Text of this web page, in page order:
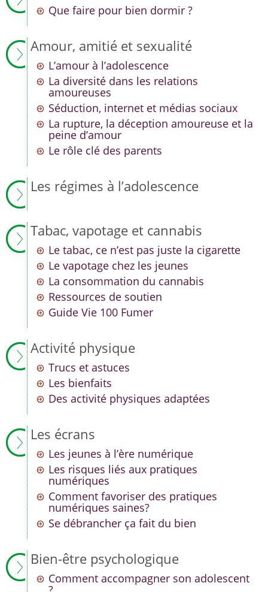
Que faire pour bien dormir ?
Amour, amitié et sexualité
L’amour à l’adolescence
La diversité dans les relations
amoureuses
Séduction, internet et médias sociaux
La rupture, la déception amoureuse et la
peine d’amour
Le rôle clé des parents
Les régimes à l’adolescence
Tabac, vapotage et cannabis
Le tabac, ce n’est pas juste la cigarette
Le vapotage chez les jeunes
La consommation du cannabis
Ressources de soutien
Guide Vie 100 Fumer
Activité physique
Trucs et astuces
Les bienfaits
Des activité physiques adaptées
Les écrans
Les jeunes à l’ère numérique
Les risques liés aux pratiques
numériques
Comment favoriser des pratiques
numériques saines?
Se débrancher ça fait du bien
Bien-être psychologique
Comment accompagner son adolescent